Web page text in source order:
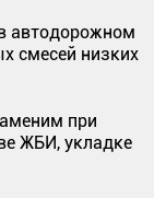
автодорожном
смесей низких
при
ЖБИ, укладке